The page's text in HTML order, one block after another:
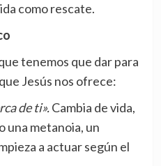
como rescate.
tenemos que dar para
Jesús nos ofrece:
de ti».Cambia de vida,
una metanoia, un
a actuar según el